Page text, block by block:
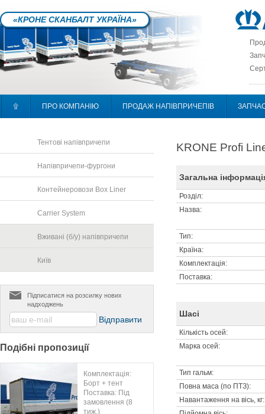
«КРОНЕ СКАНБАЛТ УКРАЇНА»
۩ ПРО КОМПАНІЮ ПРОДАЖ НАПІВПРИЧЕПІВ
Тентові напівпричепи
Напівпричепи-фургони
Контейнеровози Box Liner
Carrier System
Вживані (б/у) напівпричепи
Київ
Підписатися на розсилку нових
надходжень
Подібні пропозиції
Комплектація:
Борт + тент
Поставка: Під
замовлення (8
тиж.)
KRONE Profi
Загальна
Розділ:
Назва:
Тип:
Країна:
Комплектація:
Поставка:
Шасі
Кількість осей:
Марка осей:
Тип гальм:
Повна маса (по ПТЗ):
Навантаження на вісь, кг: